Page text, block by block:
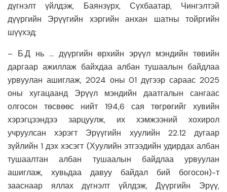
дүгнэлт үйлдэж, Баянзүрх, Сүхбаатар, Чингэлтэй
дүүргийн Эрүүгийн хэргийн анхан шатны тойргийн
шүүхэд;
– Б.Д нь … дүүргийн өрхийн эрүүл мэндийн төвийн
даргаар ажиллаж байхдаа албан тушаалын байдлаа
урвуулан ашиглаж, 2024 оны 01 дүгээр сараас 2025
оны хугацаанд Эрүүл мэндийн даатгалын сангаас
олгосон төсвөөс нийт 194,6 сая төгрөгийг хувийн
хэрэгцээндээ зарцуулж, их хэмжээний хохирол
учруулсан хэрэгт Эрүүгийн хуулийн 22.12 дугаар
зүйлийн 1 дэх хэсэгт (Хуулийн этгээдийн удирдах албан
тушаалтан албан тушаалын байдлаа урвуулан
ашиглаж, хувьдаа давуу байдал бий богосон)-т
зааснаар яллах дүгнэлт үйлдэж, Дүүргийн Эрүү,